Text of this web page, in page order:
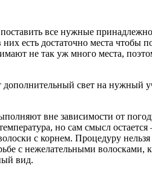
все нужные
есть достаточно места чтобы
не так уж много места,
дополнительный свет на нужный
вне зависимости от
но сам смысл
с корнем. Процедуру
с нежелательными волосками,
вид.